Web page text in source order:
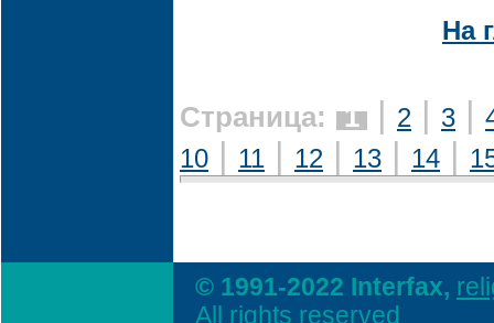
На
Страница: 1 2 3
10
11 12 13 14
© 1991-2022 Interfax,
All rights reserved